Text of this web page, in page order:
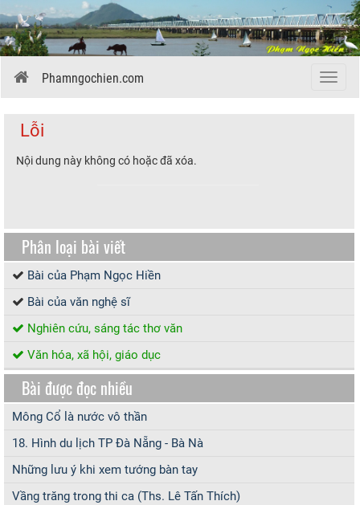
Menu
Phamngochien.com
Lỗi
Nội dung này không có hoặc đã xóa.
Phân loại bài viết
Bài của Phạm Ngọc Hiền
Bài của văn nghệ sĩ
Nghiên cứu, sáng tác thơ văn
Văn hóa, xã hội, giáo dục
Bài được đọc nhiều
Mông Cổ là nước vô thần
18. Hình du lịch TP Đà Nẵng - Bà Nà
Những lưu ý khi xem tướng bàn tay
Vầng trăng trong thi ca (Ths. Lê Tấn Thích)